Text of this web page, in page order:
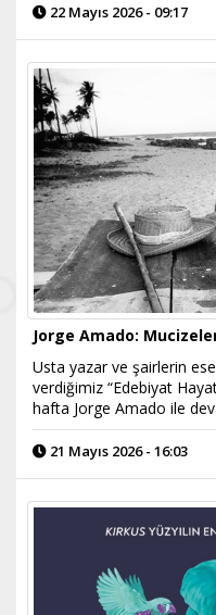
22 Mayıs 2026 - 09:17
Jorge Amado:
Usta yazar ve şairlerin
verdiğimiz “Edebiyat
hafta Jorge Amado ile
21 Mayıs 2026 - 16:03